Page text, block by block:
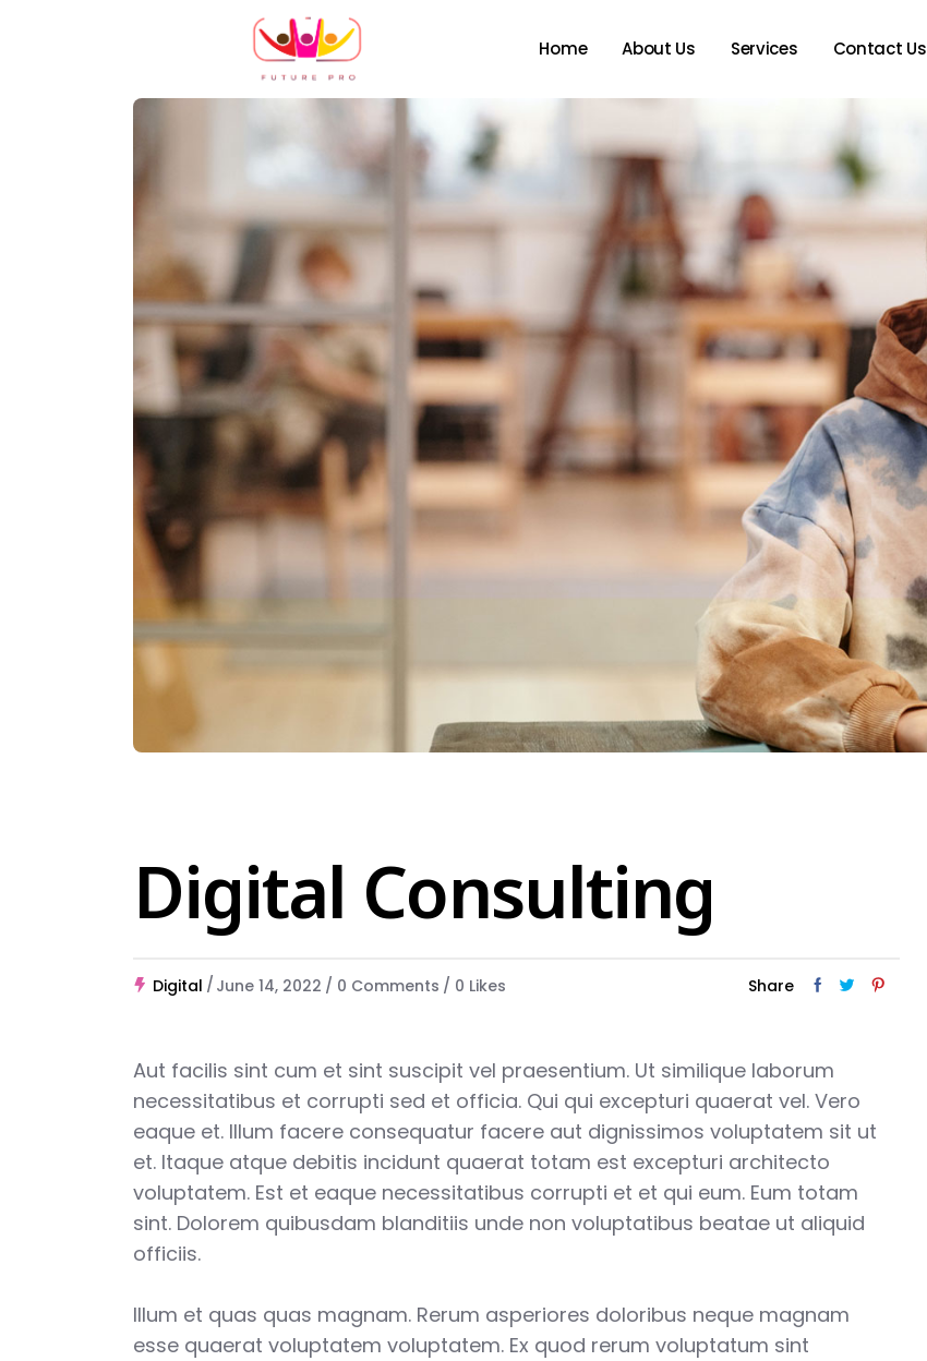
Home About Us Services Contact Us
Digital Consulting
Digital June 14, 2022 0 Comments 0 Likes Share
Aut facilis sint cum et sint suscipit vel praesentium. Ut similique laborum
necessitatibus et corrupti sed et officia. Qui qui excepturi quaerat vel. Vero
eaque et. Illum facere consequatur facere aut dignissimos voluptatem sit ut
et. Itaque atque debitis incidunt quaerat totam est excepturi architecto
voluptatem. Est et eaque necessitatibus corrupti et et qui eum. Eum totam
sint. Dolorem quibusdam blanditiis unde non voluptatibus beatae ut aliquid
officiis.
Illum et quas quas magnam. Rerum asperiores doloribus neque magnam
esse quaerat voluptatem voluptatem. Ex quod rerum voluptatum sint